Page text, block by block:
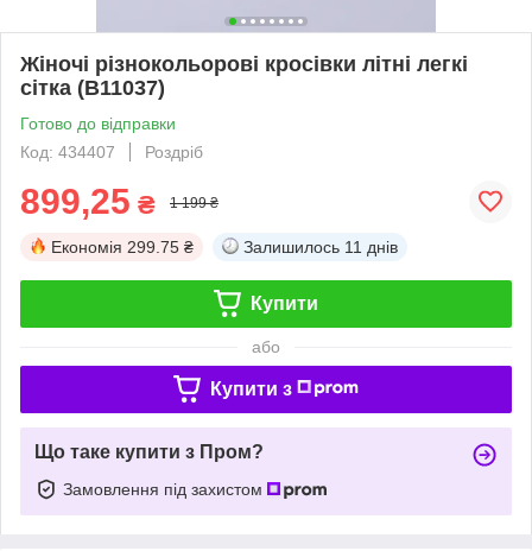
Жіночі різнокольорові кросівки літні легкі
сітка (B11037)
Готово до відправки
Код: 434407
Роздріб
899,25 ₴ 1 199 ₴
Економія 299.75 ₴ Залишилось 11 днів
Купити
або
Купити з
Що таке купити з Пром?
Замовлення під захистом